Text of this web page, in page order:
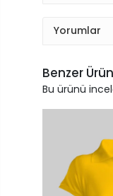
Yorumlar
Benzer
Bu ürünü